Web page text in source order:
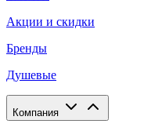
Акции и скидки
Бренды
Душевые
Компания